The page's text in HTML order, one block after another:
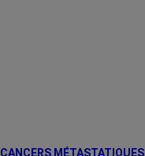
CANCERS MÉTASTATIQUES